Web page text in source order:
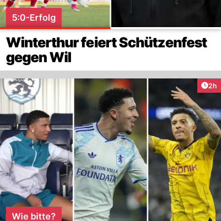
5:0-Erfolg
Winterthur feiert Schützenfest
gegen Wil
2h
Wie bitte?